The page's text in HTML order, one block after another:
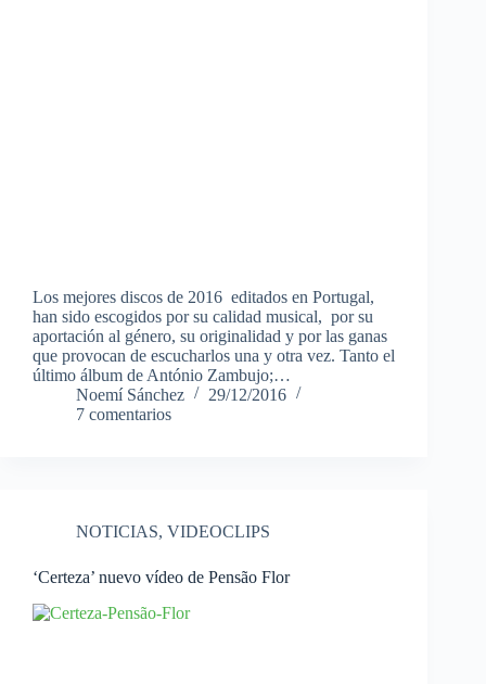
Los mejores discos de 2016 editados en Portugal,
han sido escogidos por su calidad musical, por su
aportación al género, su originalidad y por las ganas
que provocan de escucharlos una y otra vez. Tanto el
último álbum de António Zambujo;…
Noemí Sánchez
29/12/2016
7 comentarios
NOTICIAS, VIDEOCLIPS
‘Certeza’ nuevo vídeo de Pensão Flor